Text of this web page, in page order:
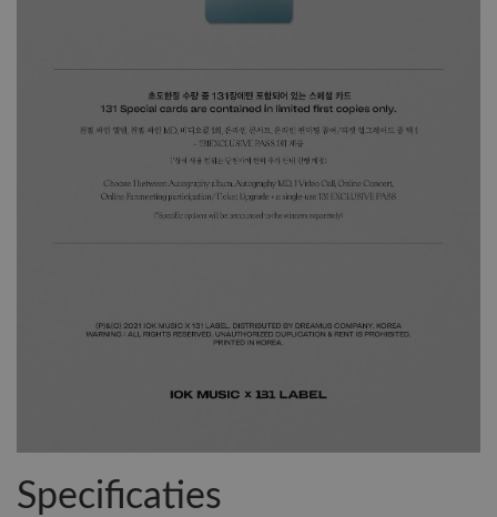
Specificaties